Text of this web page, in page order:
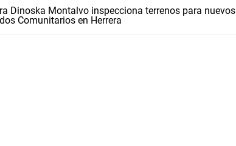
Dinoska Montalvo inspecciona terrenos para nuevos
Comunitarios en Herrera